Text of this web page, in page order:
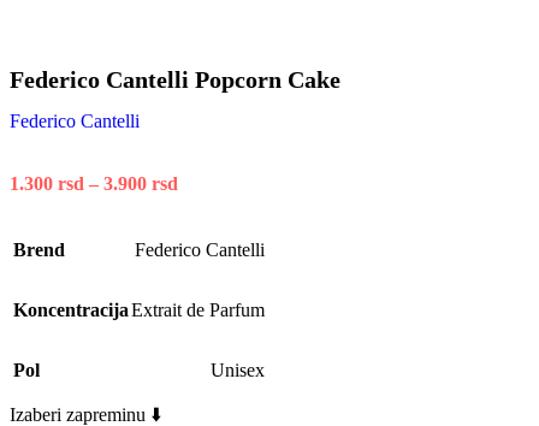
Federico Cantelli Popcorn Cake
Federico Cantelli
1.300 rsd – 3.900 rsd
Brend Federico Cantelli
KoncentracijaExtrait de Parfum
Pol Unisex
Izaberi zapreminu ⬇️